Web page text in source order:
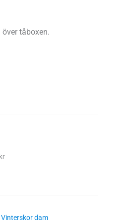
tåboxen.
Vinterskor dam